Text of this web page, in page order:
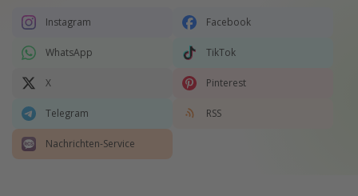
Instagram Facebook
WhatsApp TikTok
X Pinterest
Telegram RSS
Nachrichten-Service